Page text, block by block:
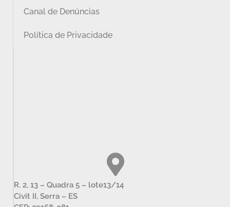
Canal de Denúncias
Política de Privacidade
R. 2, 13 – Quadra 5 – lote13/14
Civit II, Serra – ES